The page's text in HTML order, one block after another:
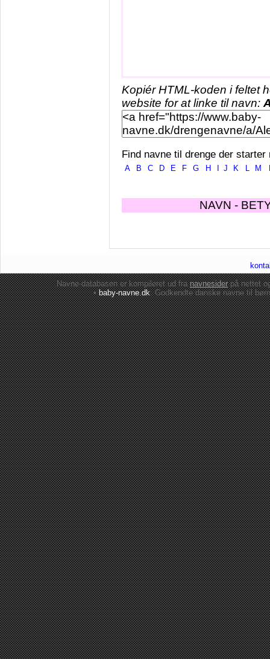
Kopiér HTML-koden i feltet
website for at linke til navn:
Find navne til drenge der starter
A B C D E F G H J K L M
NAVN -
Navne-databasen er kompileret ud franavnesiderpå nettet
•baby-navne.dk: Godkendte danskenavne til børn